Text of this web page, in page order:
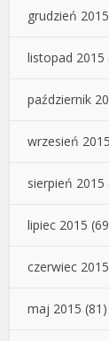
grudzień 2015
listopad 2015
październik
wrzesień 2015
sierpień 2015
lipiec 2015
czerwiec 2015
maj 2015 (81)